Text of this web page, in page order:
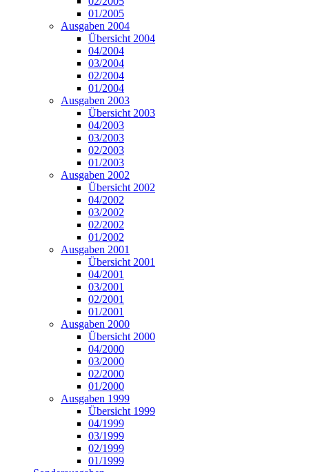
01/2005
Ausgaben 2004
Übersicht 2004
04/2004
03/2004
02/2004
01/2004
Ausgaben 2003
Übersicht 2003
04/2003
03/2003
02/2003
01/2003
Ausgaben 2002
Übersicht 2002
04/2002
03/2002
02/2002
01/2002
Ausgaben 2001
Übersicht 2001
04/2001
03/2001
02/2001
01/2001
Ausgaben 2000
Übersicht 2000
04/2000
03/2000
02/2000
01/2000
Ausgaben 1999
Übersicht 1999
04/1999
03/1999
02/1999
01/1999